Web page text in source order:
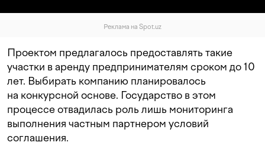
Реклама на Spot.uz
Проектом предлагалось предоставлять такие
участки в аренду предпринимателям сроком до 10
лет. Выбирать компанию планировалось
на конкурсной основе. Государство в этом
процессе отвадилась роль лишь мониторинга
выполнения частным партнером условий
соглашения.